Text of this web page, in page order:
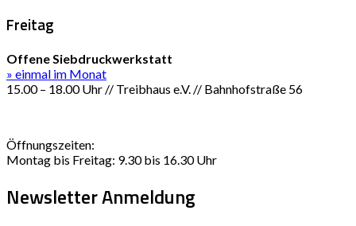
Freitag
Offene Siebdruckwerkstatt
» einmal im Monat
15.00 – 18.00 Uhr // Treibhaus e.V. // Bahnhofstraße 56
Öffnungszeiten:
Montag bis Freitag: 9.30 bis 16.30 Uhr
Newsletter Anmeldung